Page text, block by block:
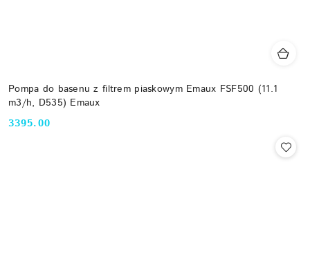
Pompa do basenu z filtrem piaskowym Emaux FSF500 (11.1
m3/h, D535) Emaux
Cena:
3395.00